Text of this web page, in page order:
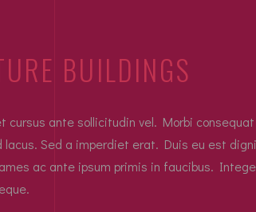
BUILDINGS
cursus ante sollicitudin vel. Morbi
Sed a imperdiet erat. Duis eu est
ac ante ipsum primis in faucibus.